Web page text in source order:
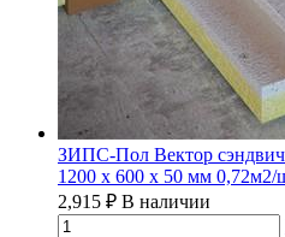
ЗИПС-Пол Вектор
1200 х 600 х 50 мм 0,72м2/
2,915 ₽ В наличии